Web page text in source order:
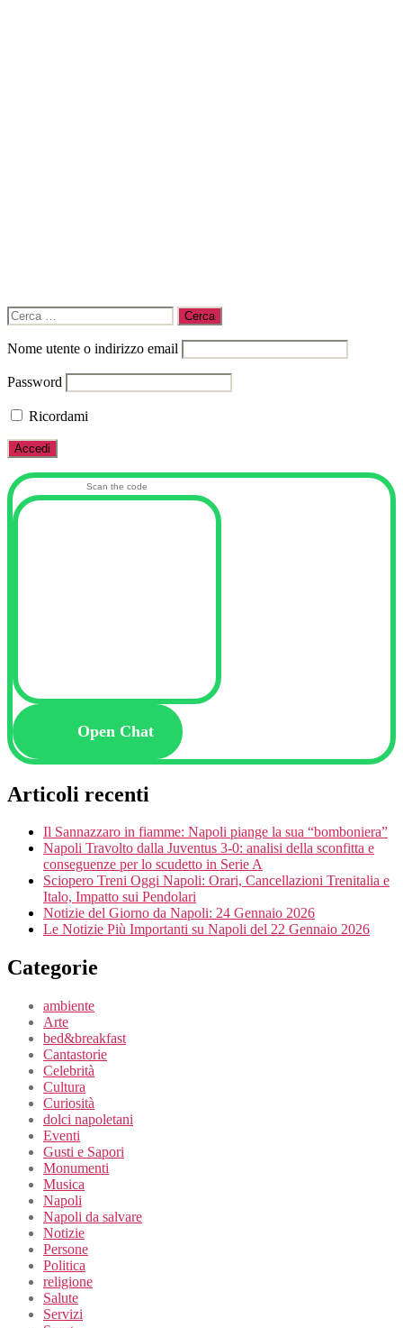
Cerca:
Nome utente o indirizzo email
Password
Ricordami
Scan the code
Open Chat
Articoli recenti
Il Sannazzaro in fiamme: Napoli piange la sua “bomboniera”
Napoli Travolto dalla Juventus 3-0: analisi della sconfitta e
conseguenze per lo scudetto in Serie A
Sciopero Treni Oggi Napoli: Orari, Cancellazioni Trenitalia e
Italo, Impatto sui Pendolari
Notizie del Giorno da Napoli: 24 Gennaio 2026
Le Notizie Più Importanti su Napoli del 22 Gennaio 2026
Categorie
ambiente
Arte
bed&breakfast
Cantastorie
Celebrità
Cultura
Curiosità
dolci napoletani
Eventi
Gusti e Sapori
Monumenti
Musica
Napoli
Napoli da salvare
Notizie
Persone
Politica
religione
Salute
Servizi